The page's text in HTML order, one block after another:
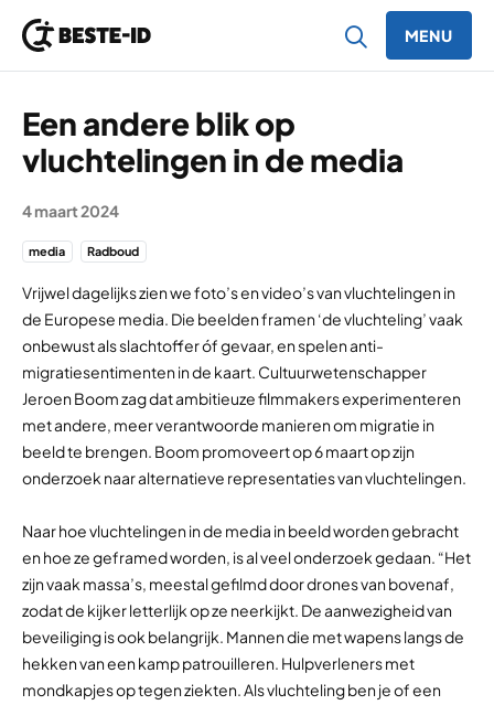
MENU
Een andere blik op
vluchtelingen in de media
4 maart 2024
media Radboud
Vrijwel dagelijks zien we foto’s en video’s van vluchtelingen in
de Europese media. Die beelden framen ‘de vluchteling’ vaak
onbewust als slachtoffer óf gevaar, en spelen anti-
migratiesentimenten in de kaart. Cultuurwetenschapper
Jeroen Boom zag dat ambitieuze filmmakers experimenteren
met andere, meer verantwoorde manieren om migratie in
beeld te brengen. Boom promoveert op 6 maart op zijn
onderzoek naar alternatieve representaties van vluchtelingen.
Naar hoe vluchtelingen in de media in beeld worden gebracht
en hoe ze geframed worden, is al veel onderzoek gedaan. “Het
zijn vaak massa’s, meestal gefilmd door drones van bovenaf,
zodat de kijker letterlijk op ze neerkijkt. De aanwezigheid van
beveiliging is ook belangrijk. Mannen die met wapens langs de
hekken van een kamp patrouilleren. Hulpverleners met
mondkapjes op tegen ziekten. Als vluchteling ben je of een